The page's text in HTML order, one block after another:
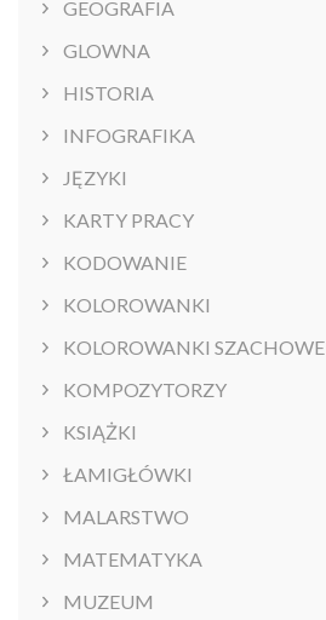
GEOGRAFIA
GLOWNA
HISTORIA
INFOGRAFIKA
JĘZYKI
KARTY PRACY
KODOWANIE
KOLOROWANKI
KOLOROWANKI SZACHOWE
KOMPOZYTORZY
KSIĄŻKI
ŁAMIGŁÓWKI
MALARSTWO
MATEMATYKA
MUZEUM